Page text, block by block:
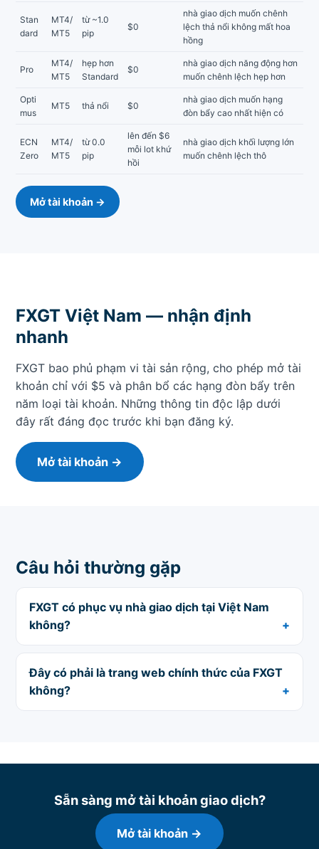
Stan
dard
MT4/
MT5
từ ~1.0
pip
$0
nhà giao dịch muốn chênh
lệch thả nổi không mất hoa
hồng
Pro
MT4/
MT5
hẹp hơn
Standard
$0
nhà giao dịch năng động hơn
muốn chênh lệch hẹp hơn
Opti
mus
MT5 thả nổi $0
nhà giao dịch muốn hạng
đòn bẩy cao nhất hiện có
ECN
Zero
MT4/
MT5
từ 0.0
pip
lên đến $6
mỗi lot khứ
hồi
nhà giao dịch khối lượng lớn
muốn chênh lệch thô
Mở tài khoản →
FXGT Việt Nam — nhận định
nhanh
FXGT bao phủ phạm vi tài sản rộng, cho phép mở tài
khoản chỉ với $5 và phân bổ các hạng đòn bẩy trên
năm loại tài khoản. Những thông tin độc lập dưới
đây rất đáng đọc trước khi bạn đăng ký.
Mở tài khoản →
Câu hỏi thường gặp
FXGT có phục vụ nhà giao dịch tại Việt Nam
không?
Đây có phải là trang web chính thức của FXGT
không?
Sẵn sàng mở tài khoản giao dịch?
Mở tài khoản →